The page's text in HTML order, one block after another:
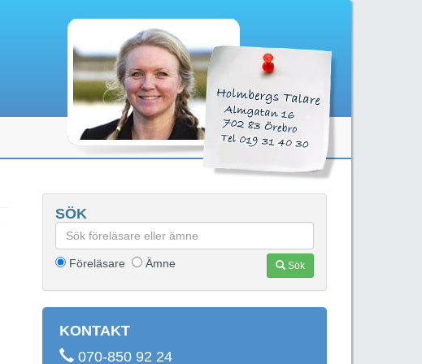
SÖK
Sök
Föreläsare Ämne
KONTAKT
070-850 92 24